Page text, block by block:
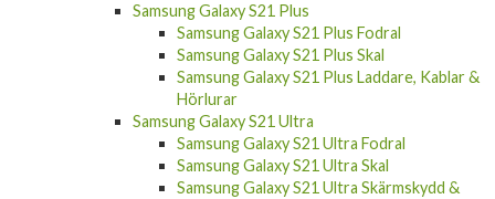
Samsung Galaxy S21 Plus
Samsung Galaxy S21 Plus Fodral
Samsung Galaxy S21 Plus Skal
Samsung Galaxy S21 Plus Laddare, Kablar &
Hörlurar
Samsung Galaxy S21 Ultra
Samsung Galaxy S21 Ultra Fodral
Samsung Galaxy S21 Ultra Skal
Samsung Galaxy S21 Ultra Skärmskydd &